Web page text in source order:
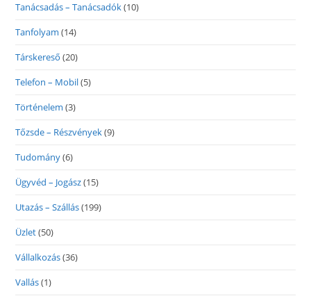
Tanácsadás – Tanácsadók(10)
Tanfolyam (14)
Társkereső (20)
Telefon – Mobil(5)
Történelem (3)
Tőzsde – Részvények(9)
Tudomány(6)
Ügyvéd – Jogász(15)
Utazás – Szállás(199)
Üzlet(50)
Vállalkozás(36)
Vallás(1)